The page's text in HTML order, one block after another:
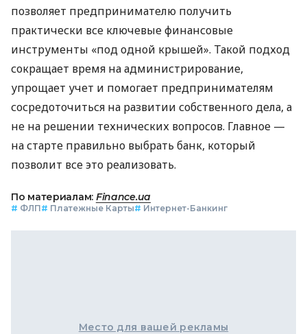
позволяет предпринимателю получить
практически все ключевые финансовые
инструменты «под одной крышей». Такой подход
сокращает время на администрирование,
упрощает учет и помогает предпринимателям
сосредоточиться на развитии собственного дела, а
не на решении технических вопросов. Главное —
на старте правильно выбрать банк, который
позволит все это реализовать.
По материалам: Finance.ua
# ФЛП# Платежные Карты# Интернет-Банкинг
Место для вашей рекламы